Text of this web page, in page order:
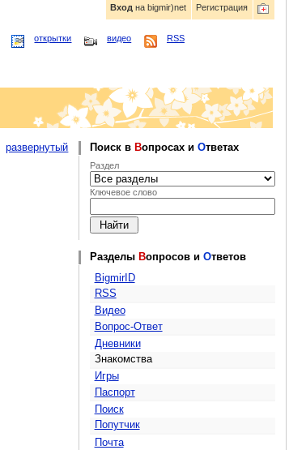
Регистрация
Вход на bigmir)net
открытки видео
RSS
развернутый Поиск в Вопросах иОтветах
Раздел
Ключевое слово
Разделы Вопросов иОтветов
BigmirID
RSS
Видео
Вопрос-Ответ
Дневники
Знакомства
Игры
Паспорт
Поиск
Попутчик
Почта